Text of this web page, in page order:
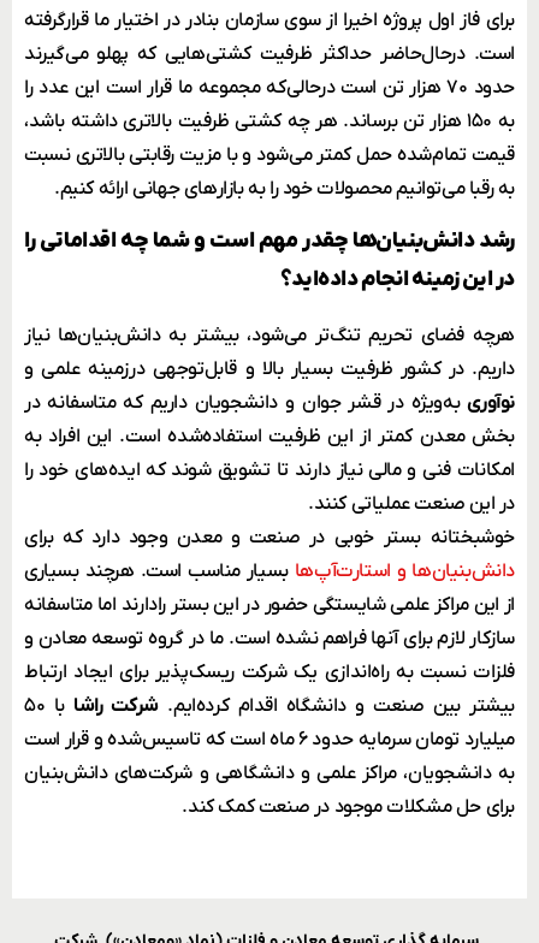
برای فاز اول پروژه اخیرا از سوی سازمان بنادر در اختیار ما قرارگرفته
است. درحال‌حاضر حداکثر ظرفیت کشتی‌هایی که پهلو می‌گیرند
حدود ۷۰ هزار تن است درحالی‌که مجموعه ما قرار است این عدد را
به ۱۵۰ هزار تن برساند. هر چه کشتی ظرفیت بالاتری داشته باشد،
قیمت تمام‌شده حمل کمتر می‌شود و با مزیت رقابتی بالاتری نسبت
به رقبا می‌توانیم محصولات خود را به بازارهای جهانی ارائه کنیم.
رشد دانش‌بنیان‌ها چقدر مهم است و شما چه اقداماتی را
در این زمینه انجام داده‌اید؟
هرچه فضای تحریم تنگ‌تر می‌شود، بیشتر به دانش‌بنیان‌ها نیاز
داریم. در کشور ظرفیت بسیار بالا و قابل‌توجهی درزمینه علمی و
نوآوریبه‌ویژه در قشر جوان و دانشجویان داریم که متاسفانه در
بخش معدن کمتر از این ظرفیت استفاده‌شده است. این افراد به
امکانات فنی و مالی نیاز دارند تا تشویق شوند که ایده‌های خود را
در این صنعت عملیاتی کنند.
خوشبختانه بستر خوبی در صنعت و معدن وجود دارد که برای
دانش‌بنیان‌ها و استارت‌آپ‌ها بسیار مناسب است. هرچند بسیاری
از این مراکز علمی شایستگی حضور در این بستر رادارند اما متاسفانه
سازکار لازم برای آنها فراهم نشده است. ما در گروه توسعه معادن و
فلزات نسبت به راه‌اندازی یک شرکت ریسک‌پذیر برای ایجاد ارتباط
بیشتر بین صنعت و دانشگاه اقدام کرده‌ایم. شرکت راشا
با ۵۰
میلیارد تومان سرمایه حدود ۶ ماه است که تاسیس‌شده و قرار است
به دانشجویان، مراکز علمی و دانشگاهی و شرکت‌های دانش‌بنیان
برای حل مشکلات موجود در صنعت کمک کند.